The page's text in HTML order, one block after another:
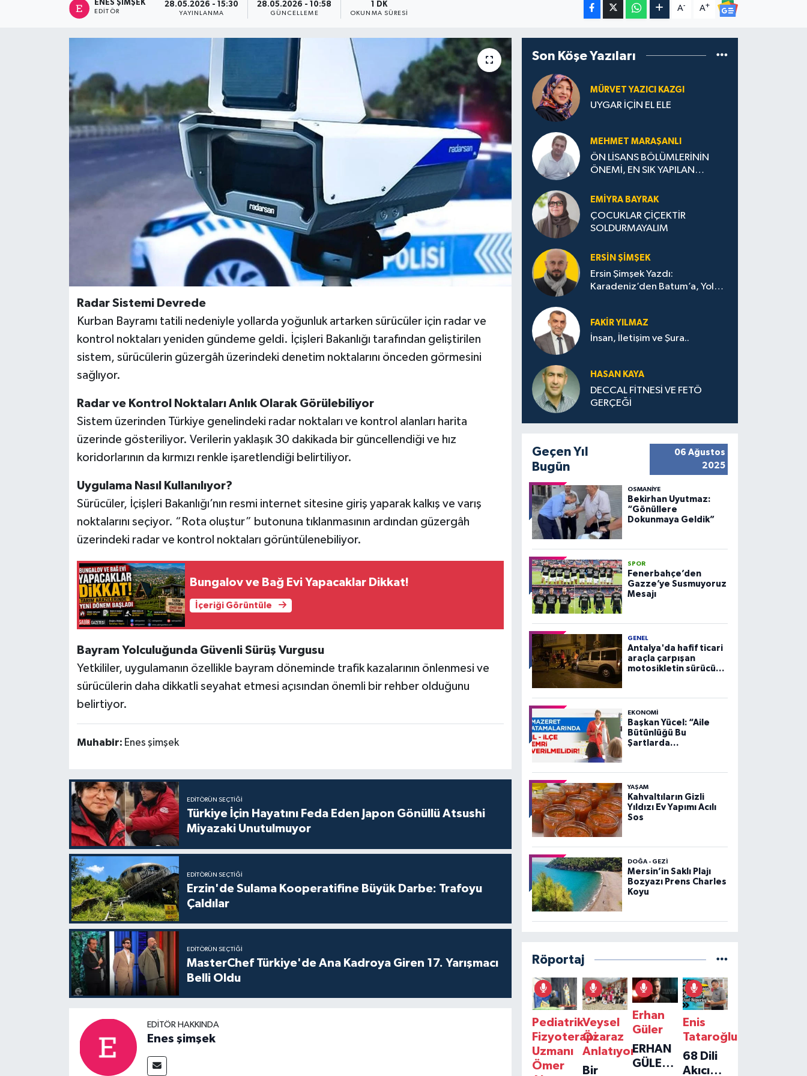
ENES ŞIMŞEK
EDITÖR
28.05.2026 - 15:30
YAYINLANMA
28.05.2026 - 10:58
GÜNCELLEME
1 DK
OKUNMA SÜRESI
A- A+
Radar Sistemi Devrede
Kurban Bayramı tatili nedeniyle yollarda yoğunluk artarken sürücüler için radar ve
kontrol noktaları yeniden gündeme geldi. İçişleri Bakanlığı tarafından geliştirilen
sistem, sürücülerin güzergâh üzerindeki denetim noktalarını önceden görmesini
sağlıyor.
Radar ve Kontrol Noktaları Anlık Olarak Görülebiliyor
Sistem üzerinden Türkiye genelindeki radar noktaları ve kontrol alanları harita
üzerinde gösteriliyor. Verilerin yaklaşık 30 dakikada bir güncellendiği ve hız
koridorlarının da kırmızı renkle işaretlendiği belirtiliyor.
Uygulama Nasıl Kullanılıyor?
Sürücüler, İçişleri Bakanlığı’nın resmi internet sitesine giriş yaparak kalkış ve varış
noktalarını seçiyor. “Rota oluştur” butonuna tıklanmasının ardından güzergâh
üzerindeki radar ve kontrol noktaları görüntülenebiliyor.
Bungalov ve Bağ Evi Yapacaklar Dikkat!
İçeriği Görüntüle
Bayram Yolculuğunda Güvenli Sürüş Vurgusu
Yetkililer, uygulamanın özellikle bayram döneminde trafik kazalarının önlenmesi ve
sürücülerin daha dikkatli seyahat etmesi açısından önemli bir rehber olduğunu
belirtiyor.
Muhabir: Enes şimşek
EDITÖRÜN SEÇTIĞI
Türkiye İçin Hayatını Feda Eden Japon Gönüllü Atsushi
Miyazaki Unutulmuyor
EDITÖRÜN SEÇTIĞI
Erzin'de Sulama Kooperatifine Büyük Darbe: Trafoyu
Çaldılar
EDITÖRÜN SEÇTIĞI
MasterChef Türkiye'de Ana Kadroya Giren 17. Yarışmacı
Belli Oldu
EDITÖR HAKKINDA
Enes şimşek
Son Köşe Yazıları
MÜRVET YAZICI KAZGI
UYGAR İÇİN EL ELE
MEHMET MARAŞANLI
ÖN LİSANS BÖLÜMLERİNİN
ÖNEMİ, EN SIK YAPILAN
STRATEJİLERİ
EMIYRA BAYRAK
ÇOCUKLAR ÇİÇEKTİR
SOLDURMAYALIM
ERSIN ŞIMŞEK
Ersin Şimşek Yazdı:
Karadeniz’den Batum’a, Yolun
FAKIR YILMAZ
İnsan, İletişim ve Şura..
HASAN KAYA
DECCAL FİTNESİ VE FETÖ
GERÇEĞİ
Geçen Yıl
Bugün
06 Ağustos
2025
OSMANIYE
Bekirhan Uyutmaz:
“Gönüllere
Dokunmaya Geldik”
SPOR
Fenerbahçe’den
Gazze’ye Susmuyoruz
Mesajı
GENEL
Antalya'da hafif ticari
araçla çarpışan
motosikletin sürücüsü
EKONOMI
Başkan Yücel: “Aile
Bütünlüğü Bu
Şartlarda
YAŞAM
Kahvaltıların Gizli
Yıldızı Ev Yapımı Acılı
Sos
DOĞA - GEZI
Mersin’in Saklı Plajı
Bozyazı Prens Charles
Koyu
Röportaj
Pediatrik
Fizyoterapi
Uzmanı
Ömer
Veysel
Özaraz
Anlatıyor
Bir
Erhan
Güler
ERHAN
GÜLER'IN
Enis
Tataroğlu
68 Dili
Akıcı